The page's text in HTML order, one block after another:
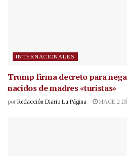
INTERNACIONALES
Trump firma decreto para
nacidos de madres «turistas»
por Redacción Diario La Página HACE 2